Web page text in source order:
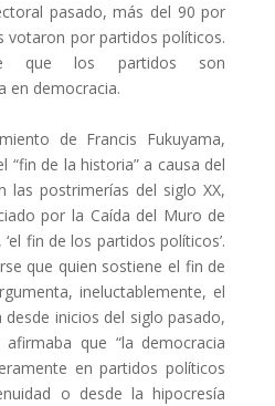
pasado, más del 90 por
votaron por partidos políticos.
que los partidos son
en democracia.
de Francis Fukuyama,
“fin de la historia” a causa del
las postrimerías del siglo XX,
por la Caída del Muro de
fin de los partidos políticos’.
que quien sostiene el fin de
ineluctablemente, el
inicios del siglo pasado,
que “la democracia
en partidos políticos
o desde la hipocresía